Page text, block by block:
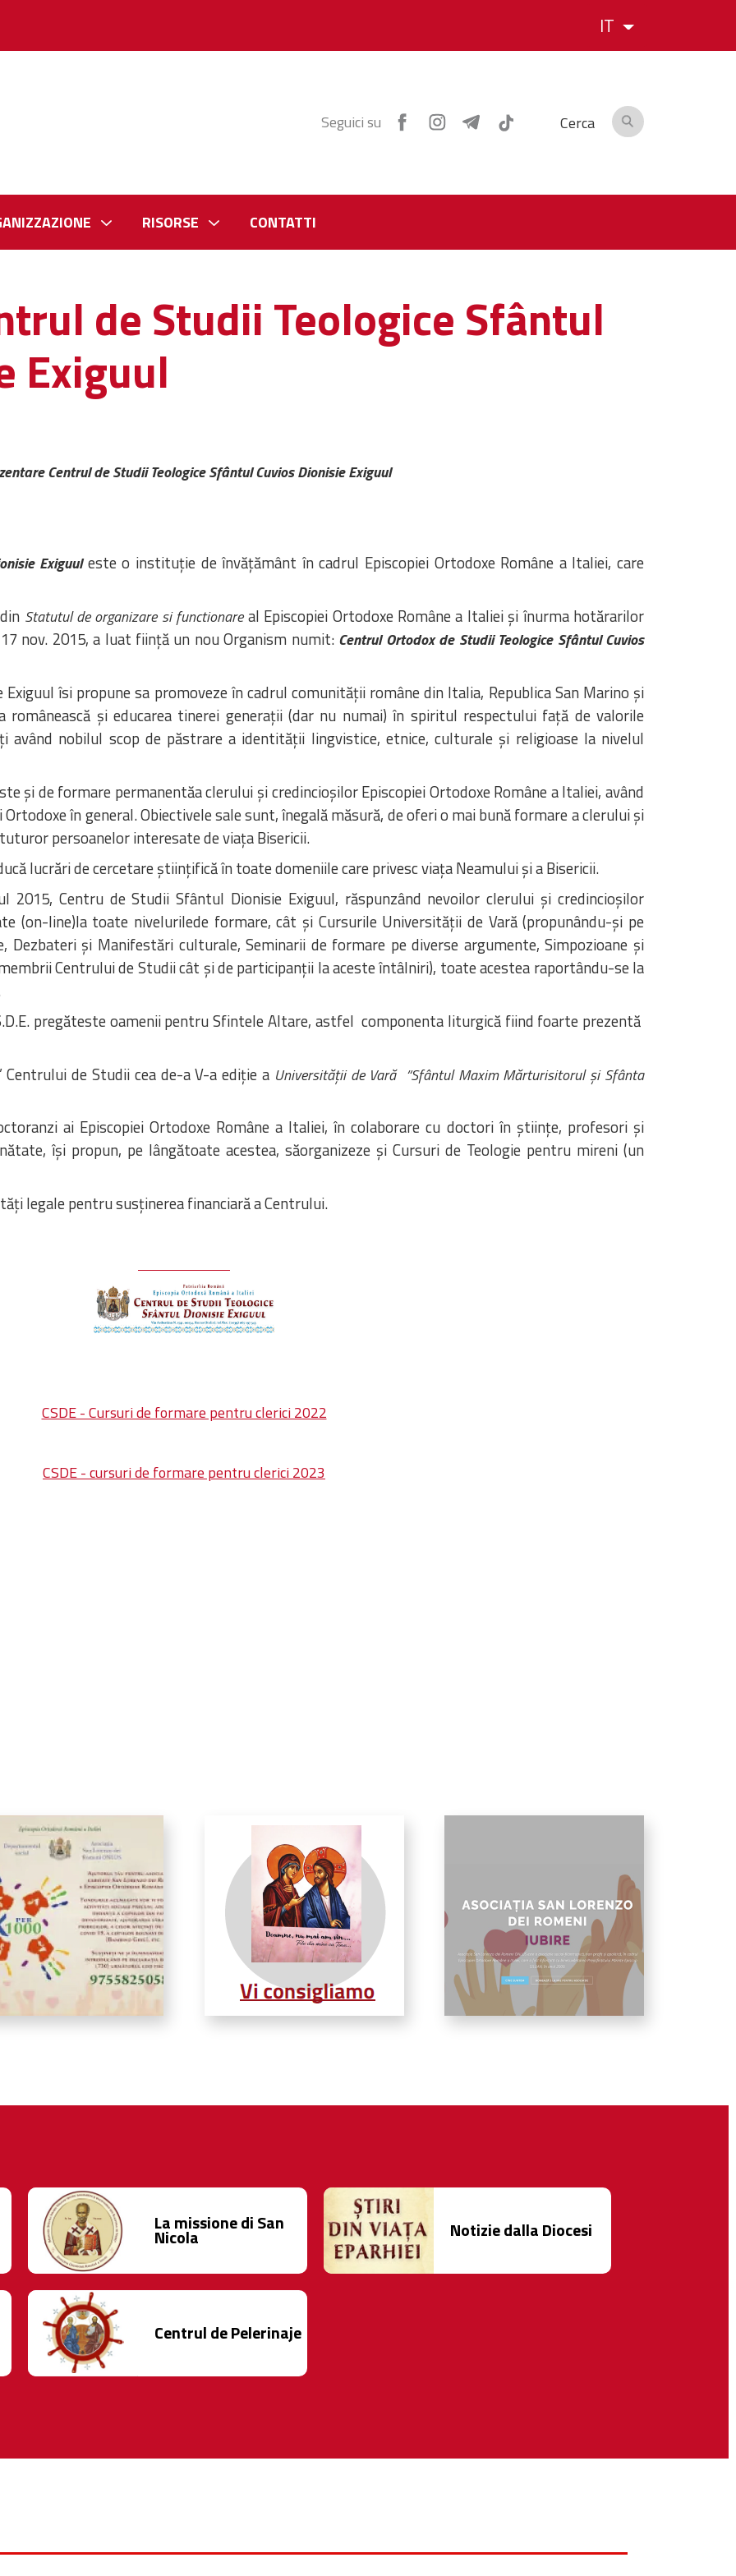
IT
Seguici su Cerca
RISORSE CONTATTI
de Studii Teologice Sfântul
Exiguul
Centrul de Studii Teologice Sfântul Cuvios Dionisie Exiguul
Exiguuleste o instituție de învățământ în cadrul Episcopiei Ortodoxe Române a Italiei, care
Statutul de organizare si functionareal Episcopiei Ortodoxe Române a Italiei și înurma hotărarilor
nov. 2015, a luat ființă un nou Organism numit: Centrul Ortodox de Studii Teologice Sfântul Cuvios
îsi propune sa promoveze în cadrul comunității române din Italia, Republica San Marino și
și educarea tinerei generații (dar nu numai) în spiritul respectului față de valorile
având nobilul scop de păstrare a identității lingvistice, etnice, culturale și religioase la nivelul
și de formare permanentăa clerului și credincioșilor Episcopiei Ortodoxe Române a Italiei, având
în general. Obiectivele sale sunt, înegală măsură, de oferi o mai bună formare a clerului și
persoanelor interesate de viața Bisericii.
lucrări de cercetare științifică în toate domeniile care privesc viața Neamului și a Bisericii.
2015, Centru de Studii Sfântul Dionisie Exiguul, răspunzând nevoilor clerului și credincioșilor
(on-line)la toate nivelurilede formare, cât și Cursurile Universității de Vară (propunându-și pe
Dezbateri și Manifestări culturale, Seminarii de formare pe diverse argumente, Simpozioane și
Centrului de Studii cât și de participanții la aceste întâlniri), toate acestea raportându-se la
pregăteste oamenii pentru Sfintele Altare, astfel componenta liturgică fiind foarte prezentă
de Studii cea de-a V-a ediție a Universității de Vară “Sfântul Maxim Mărturisitorul și Sfânta
ai Episcopiei Ortodoxe Române a Italiei, în colaborare cu doctori în științe, profesori și
își propun, pe lângătoate acestea, săorganizeze și Cursuri de Teologie pentru mireni (un
legale pentru susținerea financiară a Centrului.
CSDE - Cursuri de formare pentru clerici 2022
CSDE - cursuri de formare pentru clerici 2023
La missione di San
Nicola Notizie dalla Diocesi
Centrul de Pelerinaje